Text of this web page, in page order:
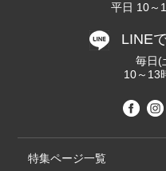
平日 10～
LINE
毎日(
10～13
特集ページ一覧